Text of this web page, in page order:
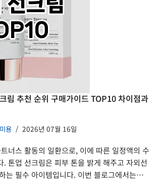
림 추천 순위 구매가이드 TOP10 차이점과
용 2026년 07월 16일
너스 활동의 일환으로, 이에 따른 일정액의 수
. 톤업 선크림은 피부 톤을 밝게 해주고 자외선
는 필수 아이템입니다. 이번 블로그에서는…